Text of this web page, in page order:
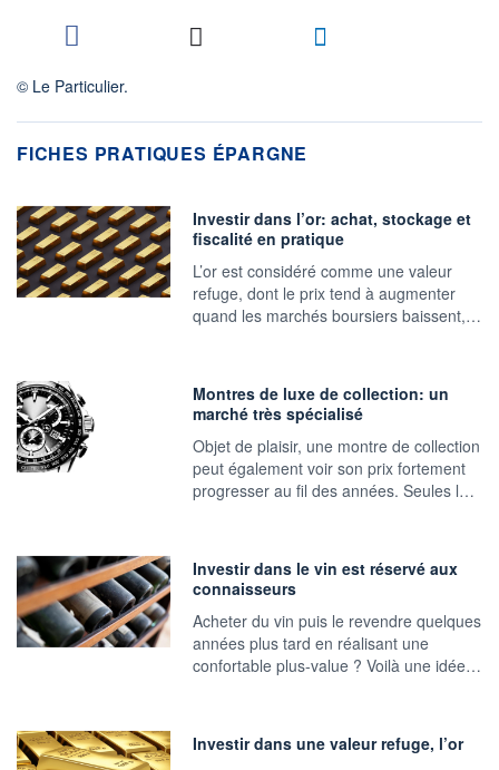
© Le Particulier.
FICHES PRATIQUES ÉPARGNE
Investir dans l’or: achat, stockage et
fiscalité en pratique
L’or est considéré comme une valeur
refuge, dont le prix tend à augmenter
quand les marchés boursiers baissent,…
Montres de luxe de collection: un
marché très spécialisé
Objet de plaisir, une montre de collection
peut également voir son prix fortement
progresser au fil des années. Seules l…
Investir dans le vin est réservé aux
connaisseurs
Acheter du vin puis le revendre quelques
années plus tard en réalisant une
confortable plus-value ? Voilà une idée…
Investir dans une valeur refuge, l’or